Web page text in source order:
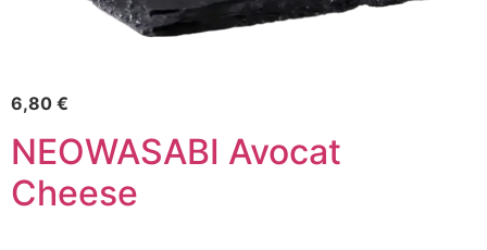
6,80 €
NEOWASABI Avocat
Cheese